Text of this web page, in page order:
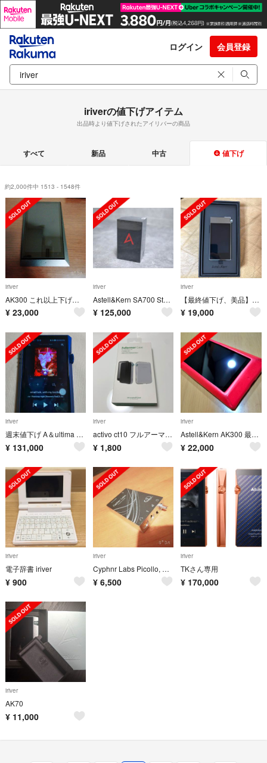
ログイン 会員登録
iriverの値下げアイテム
出品時より値下げされたアイリバーの商品
すべて 新品 中古 値下げ
約2,000件中 1513 - 1548件
iriver
AK300 これ以上下げれません。
¥ 23,000
iriver
Astell&Kern SA700 Stainless Steel iriver
¥ 125,000
iriver
【最終値下げ、美品】Astell&Kern AK100II
¥ 19,000
iriver
週末値下げ A＆ultima SP1000M Lapis blue
¥ 131,000
iriver
activo ct10 フルアーマーケース クリア 新品未開封
¥ 1,800
iriver
Astell&Kern AK300 最終値下げ
¥ 22,000
iriver
電子辞書 iriver
¥ 900
iriver
Cyphnr Labs Picollo, DAC 値下げ不可
¥ 6,500
iriver
TKさん専用
¥ 170,000
iriver
AK70
¥ 11,000